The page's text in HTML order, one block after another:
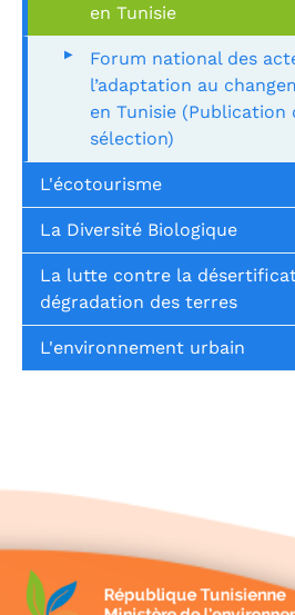
en Tunisie
Forum national des
l’adaptation au
en Tunisie (Publication
sélection)
L'écotourisme
La Diversité Biologique
La lutte contre la
dégradation des terres
L'environnement urbain